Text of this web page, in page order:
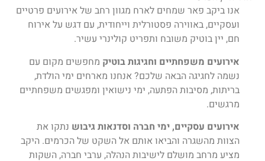
אנו ביקב פאר שמחים לארח מגוון רחב של אירועים פרטיים
ועסקיים, באווירה פסטורלית וייחודית, עם דגש על אירוח
חם, יין בוטיק משובח ותפריט קולינרי עשיר.
אירועים משפחתיים וחגיגות בוטיק מחפשים מקום עם
נשמה לחגיגה הבאה שלכם? אנחנו מארחים ימי הולדת,
בריתות, מסיבות הפתעה, ימי נישואין ומפגשים משפחתיים
מרגשים.
אירועים עסקיים, ימי חברה וסדנאות גיבוש נתקו את
הצוות מהשגרה והביאו אותם אל השקט של הכרמים. היקב
מציע מרחב מושלם לישיבות הנהלה, ערבי חברה, השקות